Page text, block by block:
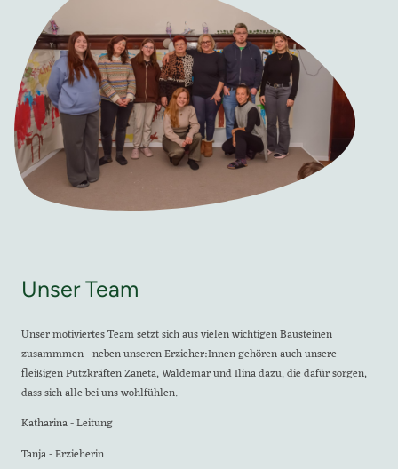
Unser Team
Unser motiviertes Team setzt sich aus vielen wichtigen Bausteinen
zusammmen - neben unseren Erzieher:Innen gehören auch unsere
fleißigen Putzkräften Zaneta, Waldemar und Ilina dazu, die dafür sorgen,
dass sich alle bei uns wohlfühlen.
Katharina - Leitung
Tanja - Erzieherin